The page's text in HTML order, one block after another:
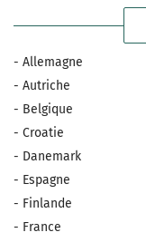
- Allemagne
- Autriche
- Belgique
- Croatie
- Danemark
- Espagne
- Finlande
- France